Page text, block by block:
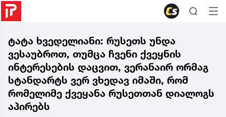
ტატა ხვედელიანი: რუსეთს უნდა
ვესაუბროთ, თუმცა ჩვენი ქვეყნის
ინტერესების დაცვით, ვერანაირ ორმაგ
სტანდარტს ვერ ვხედავ იმაში, რომ
რომელიმე ქვეყანა რუსეთთან დიალოგს
აპირებს